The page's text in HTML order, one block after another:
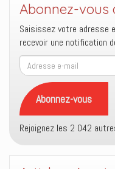
Abonnez-vous
Saisissez votre adresse
recevoir une notification
Adresse
e-
mail
Abonnez-vous
Rejoignez les 2 042